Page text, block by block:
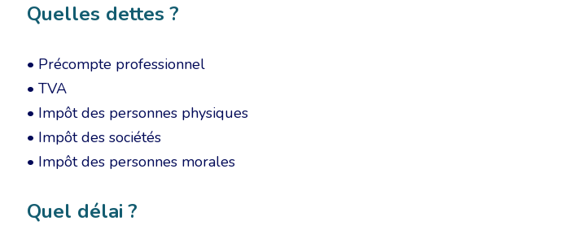
Quelles dettes ?
• Précompte professionnel
• TVA
• Impôt des personnes physiques
• Impôt des sociétés
• Impôt des personnes morales
Quel délai ?